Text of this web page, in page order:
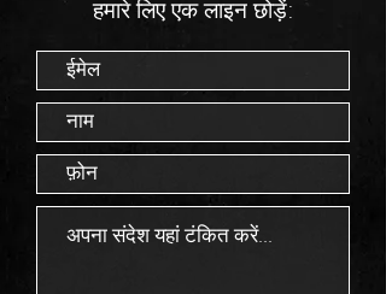
हमारे लिए एक लाइन छोड़ें: